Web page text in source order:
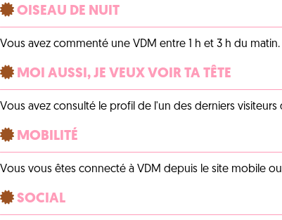
OISEAU DE NUIT
Vous avez commenté une VDM entre 1 h et 3 h du matin.
MOI AUSSI, JE VEUX VOIR TA TÊTE
Vous avez consulté le profil de l'un des derniers
MOBILITÉ
Vous vous êtes connecté à VDM depuis le site mobile
SOCIAL